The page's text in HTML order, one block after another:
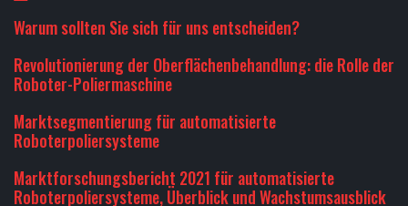
Warum sollten Sie sich für uns entscheiden?
Revolutionierung der Oberflächenbehandlung: die Rolle der
Roboter-Poliermaschine
Marktsegmentierung für automatisierte
Roboterpoliersysteme
Marktforschungsbericht 2021 für automatisierte
Roboterpoliersysteme, Überblick und Wachstumsausblick